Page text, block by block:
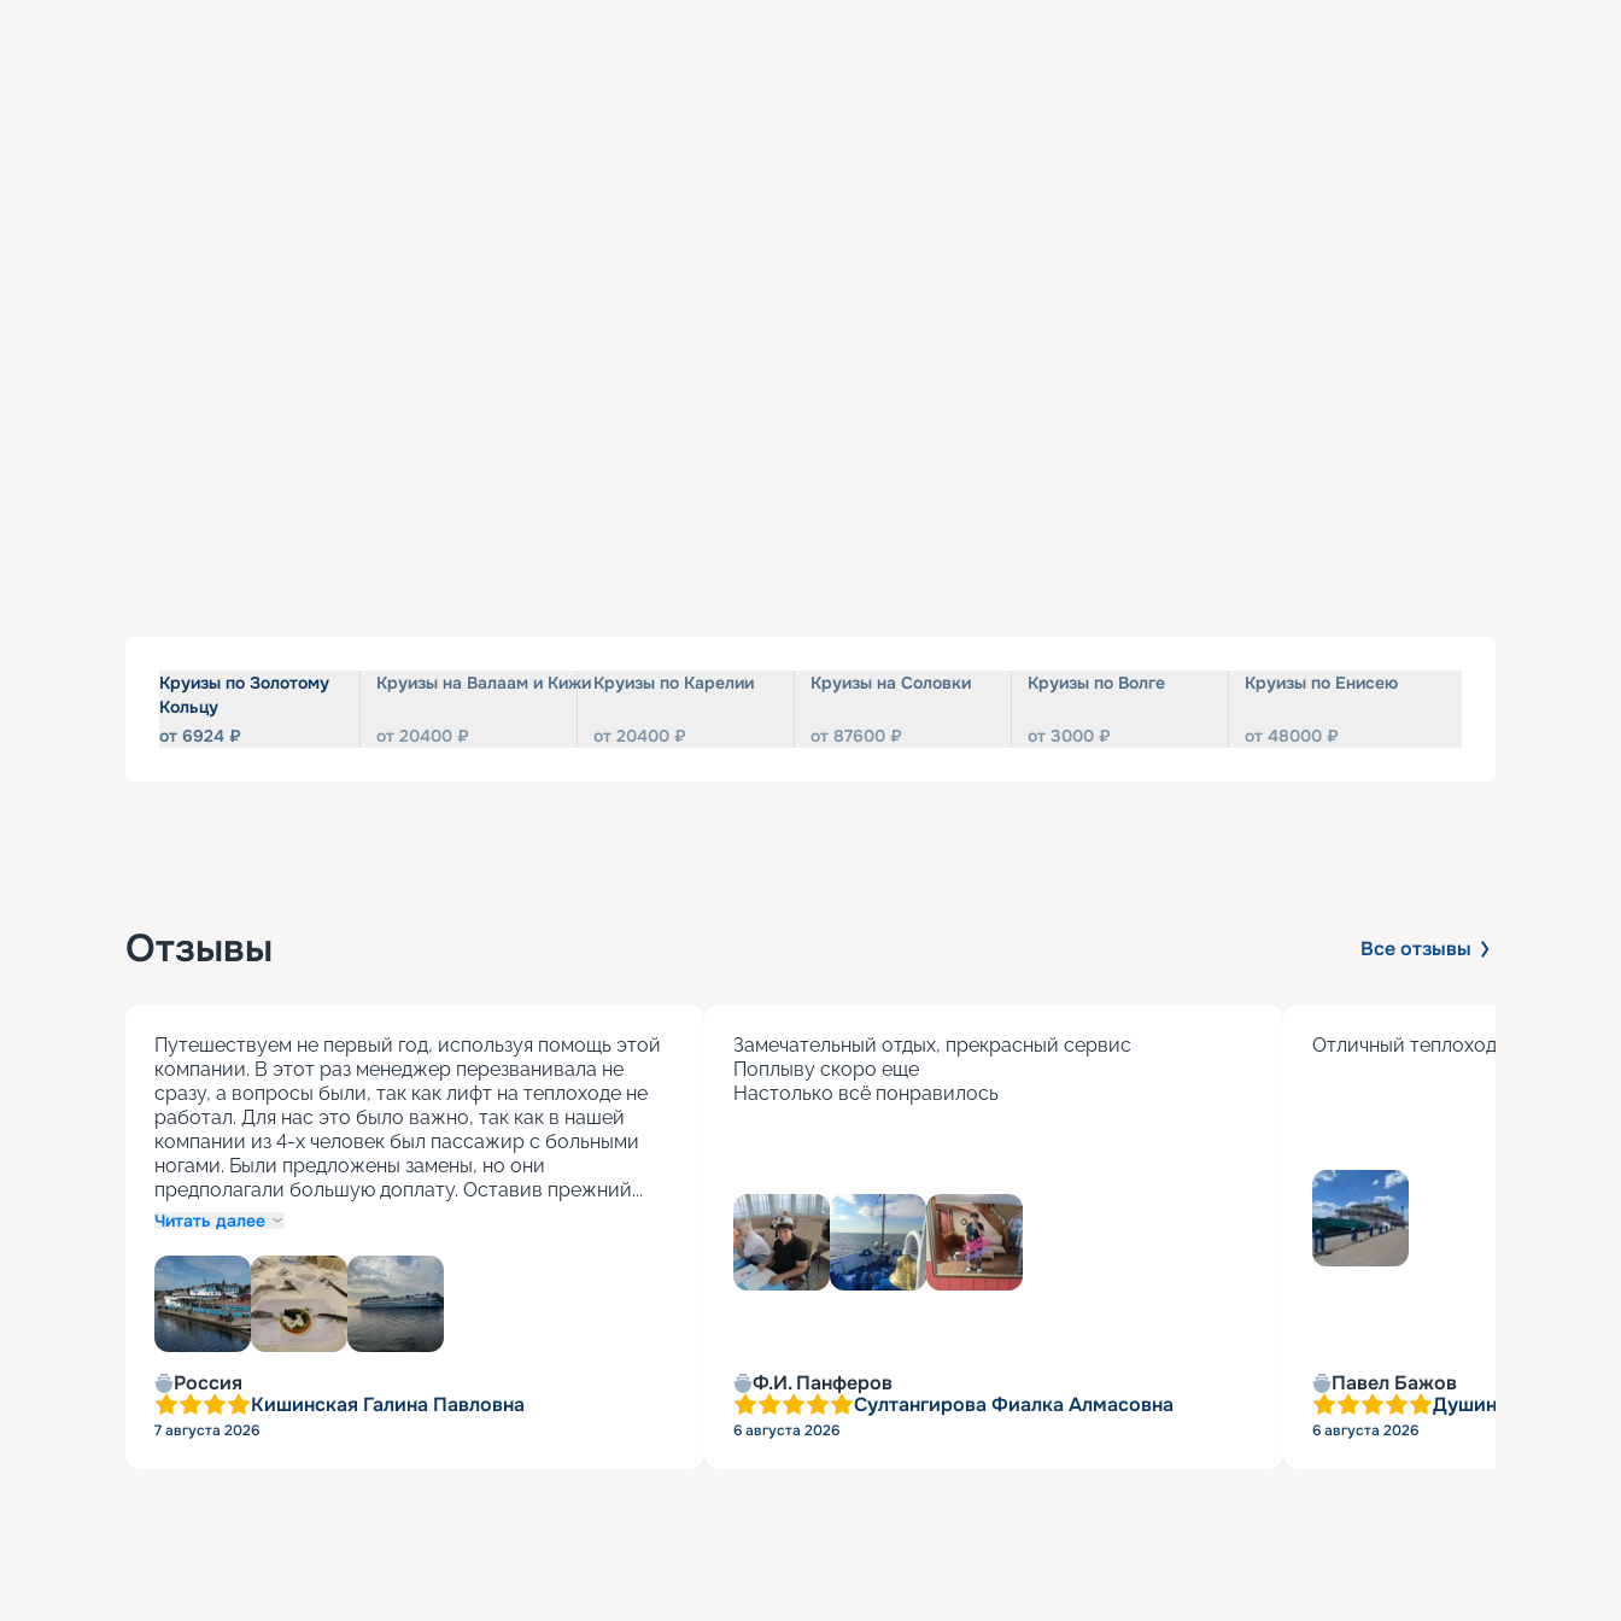
Круизы по Золотому
Кольцу
от 6924 ₽
Круизы на Валаам и Кижи
от 20400 ₽
Круизы по Карелии
от 20400 ₽
Круизы на Соловки
от 87600 ₽
Круизы по Волге
от 3000 ₽
Круизы по Енисею
от 48000 ₽
Отзывы Все отзывы
Путешествуем не первый год, используя помощь этой
компании. В этот раз менеджер перезванивала не
сразу, а вопросы были, так как лифт на теплоходе не
работал. Для нас это было важно, так как в нашей
компании из 4-х человек был пассажир с больными
ногами. Были предложены замены, но они
предполагали большую доплату. Оставив прежний...
Читать далее
Россия
Кишинская Галина Павловна
7 августа 2026
Замечательный отдых, прекрасный сервис
Поплыву скоро еще
Настолько всё понравилось
Ф.И. Панферов
Султангирова Фиалка Алмасовна
6 августа 2026
Отличный теплоход с хорошим
Павел Бажов
Душин Александр
6 августа 2026